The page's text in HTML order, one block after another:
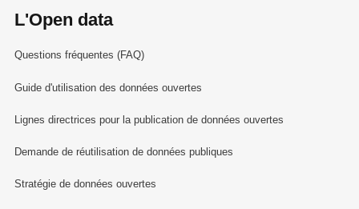
L'Open data
Questions fréquentes (FAQ)
Guide d'utilisation des données ouvertes
Lignes directrices pour la publication de données ouvertes
Demande de réutilisation de données publiques
Stratégie de données ouvertes